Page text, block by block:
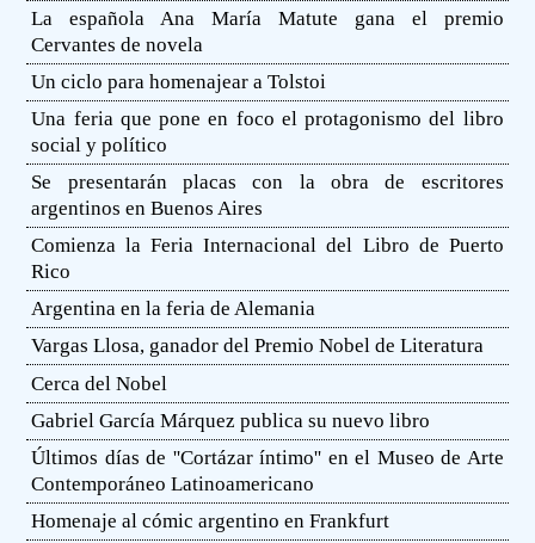
La española Ana María Matute gana el premio
Cervantes de novela
Un ciclo para homenajear a Tolstoi
Una feria que pone en foco el protagonismo del libro
social y político
Se presentarán placas con la obra de escritores
argentinos en Buenos Aires
Comienza la Feria Internacional del Libro de Puerto
Rico
Argentina en la feria de Alemania
Vargas Llosa, ganador del Premio Nobel de Literatura
Cerca del Nobel
Gabriel García Márquez publica su nuevo libro
Últimos días de ''Cortázar íntimo'' en el Museo de Arte
Contemporáneo Latinoamericano
Homenaje al cómic argentino en Frankfurt